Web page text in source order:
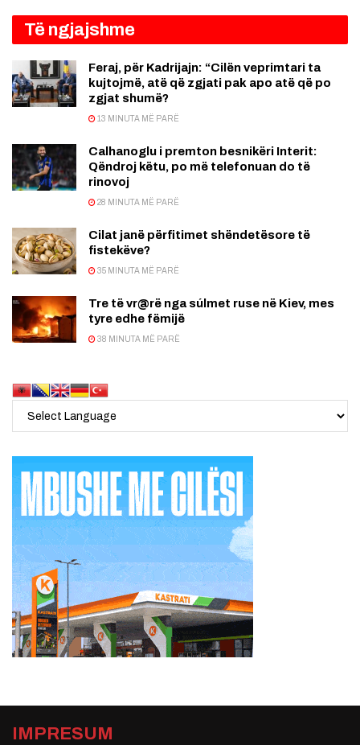
Të ngjajshme
Feraj, për Kadrijajn: “Cilën veprimtari ta
kujtojmë, atë që zgjati pak apo atë që po
zgjat shumë?
13 MINUTA MË PARË
Calhanoglu i premton besnikëri Interit:
Qëndroj këtu, po më telefonuan do të
rinovoj
28 MINUTA MË PARË
Cilat janë përfitimet shëndetësore të
fistekëve?
35 MINUTA MË PARË
Tre të vr@rë nga súlmet ruse në Kiev, mes
tyre edhe fëmijë
38 MINUTA MË PARË
IMPRESUM